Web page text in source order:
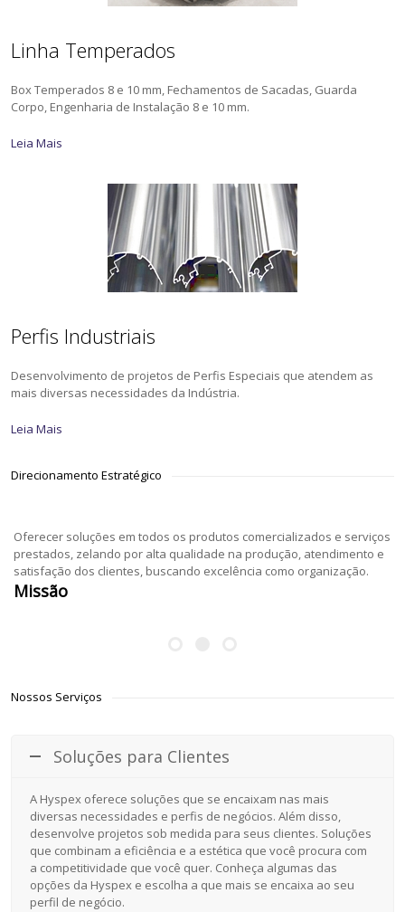
Linha Temperados
Box Temperados 8 e 10 mm, Fechamentos de Sacadas, Guarda
Corpo, Engenharia de Instalação 8 e 10 mm.
Leia Mais
Perfis Industriais
Desenvolvimento de projetos de Perfis Especiais que atendem as
mais diversas necessidades da Indústria.
Leia Mais
Direcionamento Estratégico
Oferecer soluções em todos os produtos comercializados e serviços
prestados, zelando por alta qualidade na produção, atendimento e
satisfação dos clientes, buscando excelência como organização.
Missão
Nossos Serviços
Soluções para Clientes
A Hyspex oferece soluções que se encaixam nas mais
diversas necessidades e perfis de negócios. Além disso,
desenvolve projetos sob medida para seus clientes. Soluções
que combinam a eficiência e a estética que você procura com
a competitividade que você quer. Conheça algumas das
opções da Hyspex e escolha a que mais se encaixa ao seu
perfil de negócio.